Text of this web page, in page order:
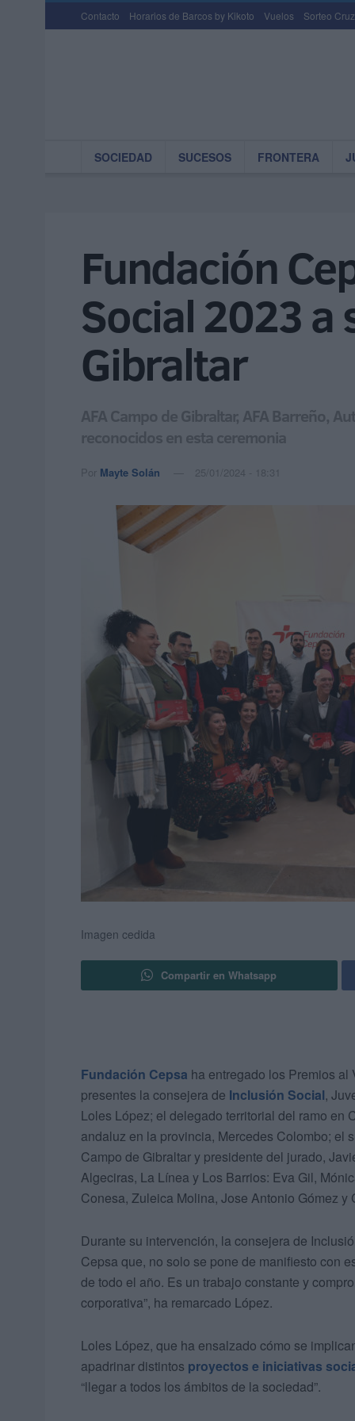
Contacto Horarios de Barcos by Kikoto Vuelos Sorteo
SOCIEDAD SUCESOS FRONTERA
Fundación
Social 2023 a
Gibraltar
AFA Campo de Gibraltar, AFA Barreño,
reconocidos en esta ceremonia
Por Mayte Solán 25/01/2024 - 18:31
Imagen cedida
Compartir en Whatsapp
Fundación Cepsa ha entregado los Premios
presentes la consejera de Inclusión Social,
Loles López; el delegado territorial del ramo en
andaluz en la provincia, Mercedes Colombo; el
Campo de Gibraltar y presidente del jurado,
Algeciras, La Línea y Los Barrios: Eva Gil,
Conesa, Zuleica Molina, Jose Antonio Gómez y
Durante su intervención, la consejera de
Cepsa que, no solo se pone de manifiesto con
de todo el año. Es un trabajo constante y
corporativa”, ha remarcado López.
Loles López, que ha ensalzado cómo se
apadrinar distintos proyectos e iniciativas
“llegar a todos los ámbitos de la sociedad”.